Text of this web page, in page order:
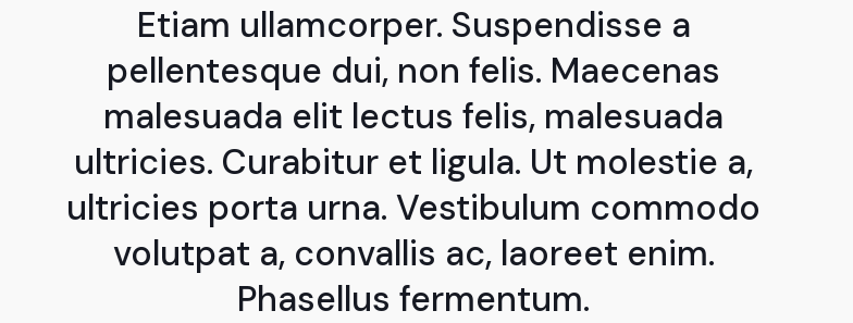
Etiam ullamcorper. Suspendisse a
pellentesque dui, non felis. Maecenas
malesuada elit lectus felis, malesuada
ultricies. Curabitur et ligula. Ut molestie a,
ultricies porta urna. Vestibulum commodo
volutpat a, convallis ac, laoreet enim.
Phasellus fermentum.